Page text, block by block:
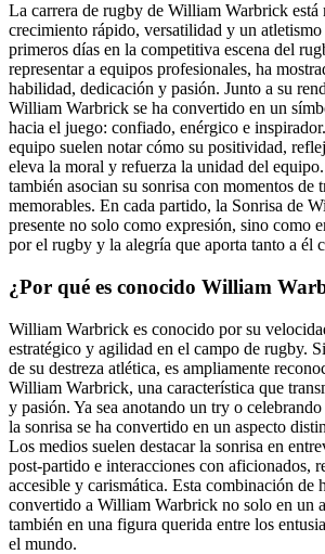
La carrera de rugby de William Warbrick está
crecimiento rápido, versatilidad y un atletismo
primeros días en la competitiva escena del
representar a equipos profesionales, ha
habilidad, dedicación y pasión. Junto a su
William Warbrick se ha convertido en un
hacia el juego: confiado, enérgico e
equipo suelen notar cómo su positividad,
eleva la moral y refuerza la unidad del
también asocian su sonrisa con momentos de
memorables. En cada partido, la Sonrisa de
presente no solo como expresión, sino como
por el rugby y la alegría que aporta tanto a él
¿Por qué es conocido William
William Warbrick es conocido por su
estratégico y agilidad en el campo de rugby.
de su destreza atlética, es ampliamente
William Warbrick, una característica que
y pasión. Ya sea anotando un try o
la sonrisa se ha convertido en un aspecto
Los medios suelen destacar la sonrisa en
post-partido e interacciones con aficionados,
accesible y carismática. Esta combinación de
convertido a William Warbrick no solo en un
también en una figura querida entre los
el mundo.